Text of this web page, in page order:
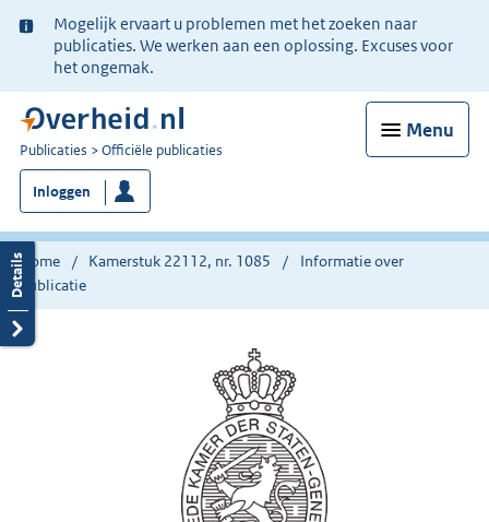
Ter
informatie:
Mogelijk ervaart u problemen met het zoeken naar
publicaties. We werken aan een oplossing. Excuses voor
het ongemak.
Menu
U
bent
nu
hier:
Publicaties Officiële publicaties
Inloggen
Home Kamerstuk 22112, nr. 1085
Informatie over
publicatie